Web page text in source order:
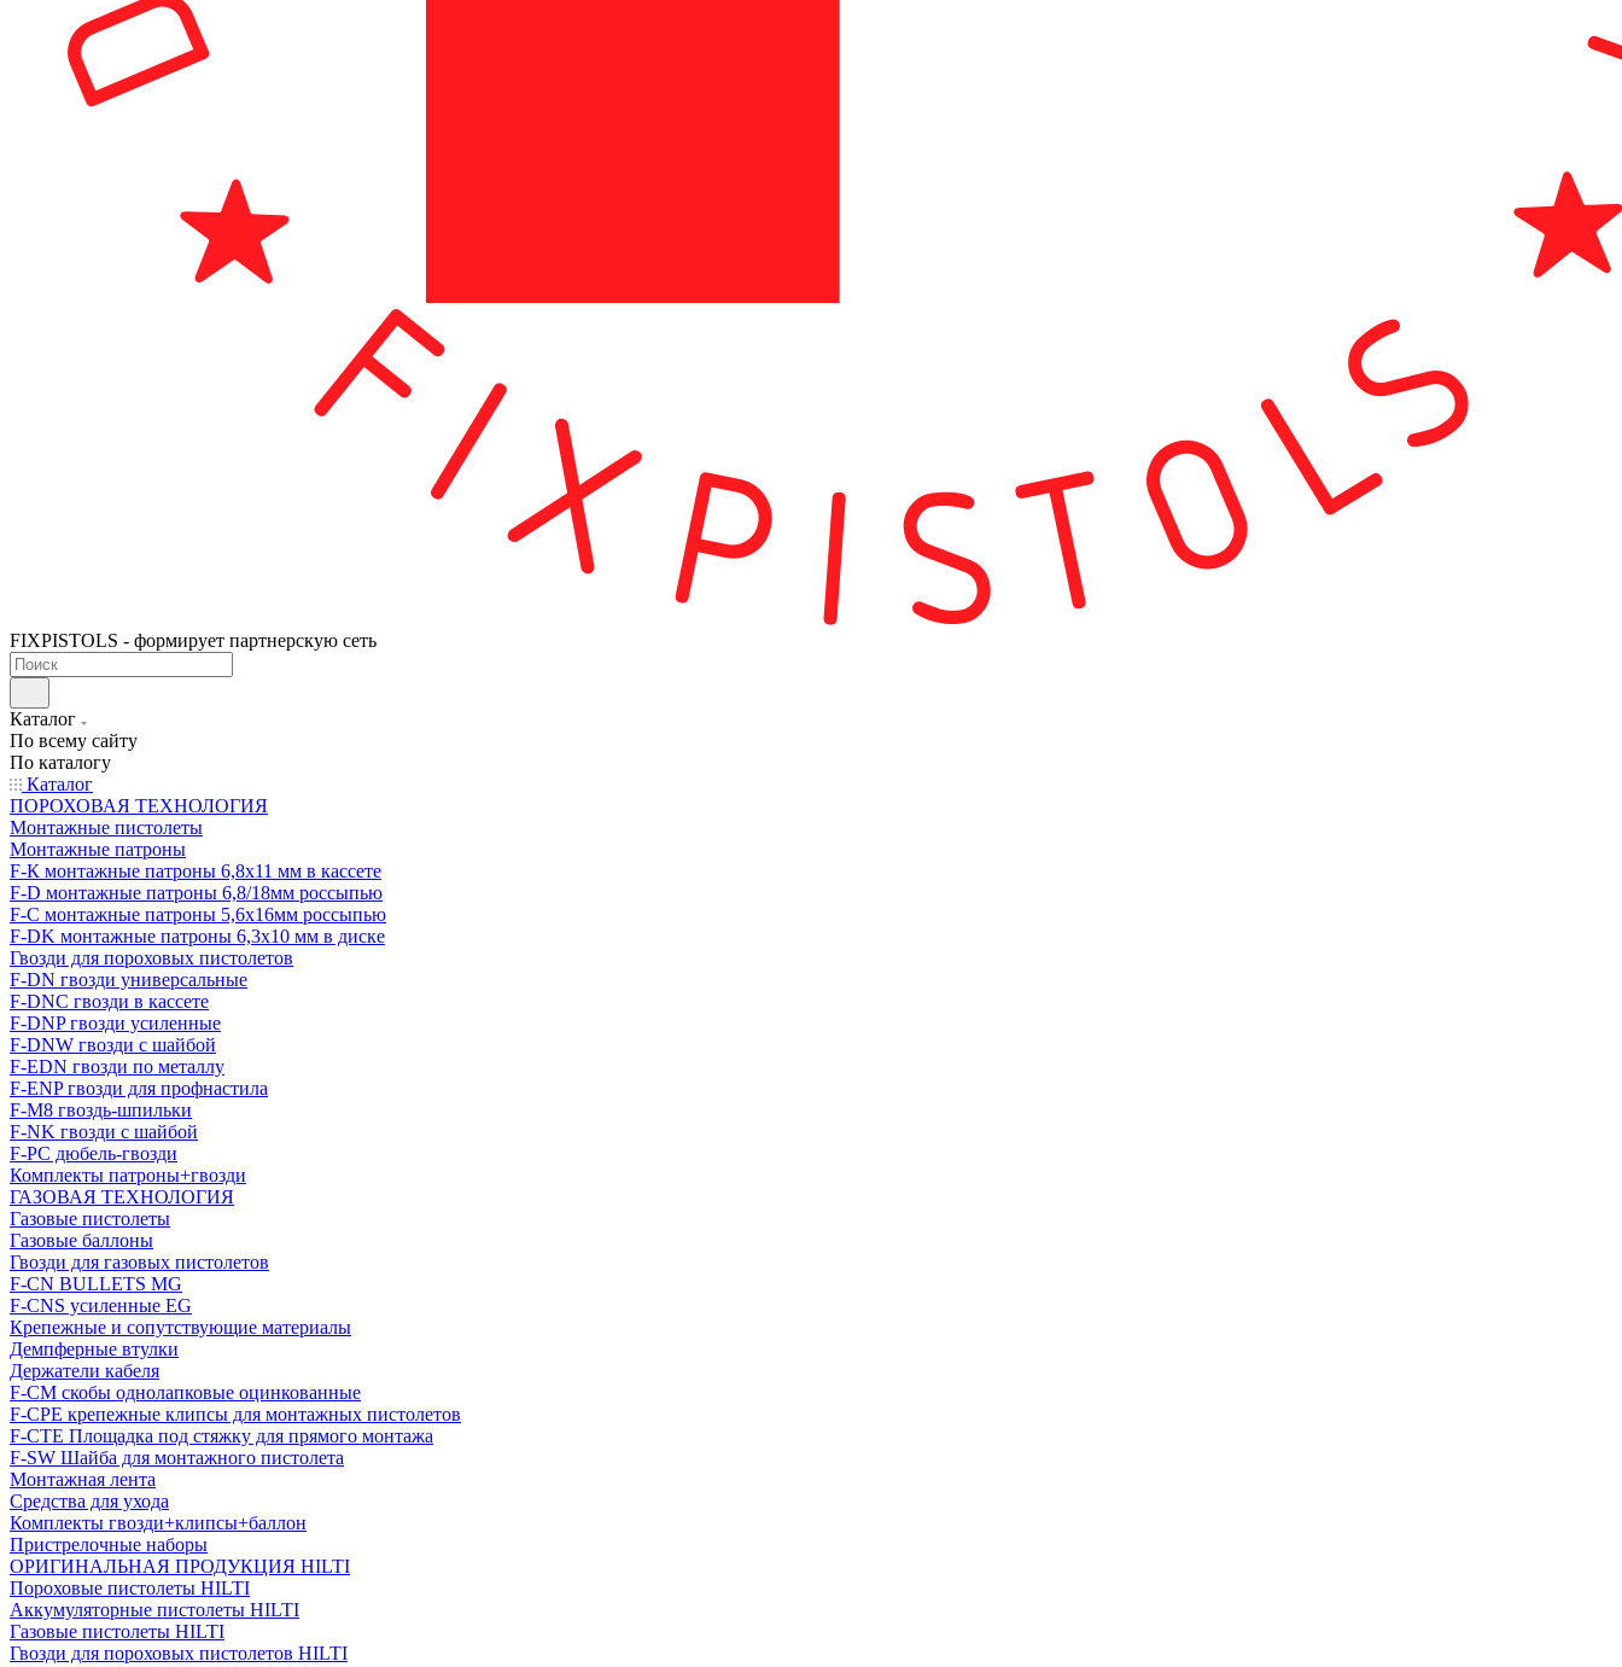
FIXPISTOLS - формирует партнерскую сеть
Каталог
По всему сайту
По каталогу
Каталог
ПОРОХОВАЯ ТЕХНОЛОГИЯ
Монтажные пистолеты
Монтажные патроны
F-К монтажные патроны 6,8х11 мм в кассете
F-D монтажные патроны 6,8/18мм россыпью
F-C монтажные патроны 5,6х16мм россыпью
F-DK монтажные патроны 6,3х10 мм в диске
Гвозди для пороховых пистолетов
F-DN гвозди универсальные
F-DNC гвозди в кассете
F-DNP гвозди усиленные
F-DNW гвозди с шайбой
F-EDN гвозди по металлу
F-ENP гвозди для профнастила
F-M8 гвоздь-шпильки
F-NK гвозди с шайбой
F-PC дюбель-гвозди
Комплекты патроны+гвозди
ГАЗОВАЯ ТЕХНОЛОГИЯ
Газовые пистолеты
Газовые баллоны
Гвозди для газовых пистолетов
F-CN BULLETS MG
F-CNS усиленные EG
Крепежные и сопутствующие материалы
Демпферные втулки
Держатели кабеля
F-CM скобы однолапковые оцинкованные
F-CPE крепежные клипсы для монтажных пистолетов
F-CTE Площадка под стяжку для прямого монтажа
F-SW Шайба для монтажного пистолета
Монтажная лента
Средства для ухода
Комплекты гвозди+клипсы+баллон
Пристрелочные наборы
ОРИГИНАЛЬНАЯ ПРОДУКЦИЯ HILTI
Пороховые пистолеты HILTI
Аккумуляторные пистолеты HILTI
Газовые пистолеты HILTI
Гвозди для пороховых пистолетов HILTI